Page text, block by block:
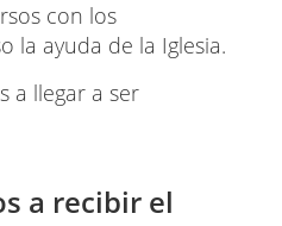
con los
la ayuda de la Iglesia.
a llegar a ser
a recibir el